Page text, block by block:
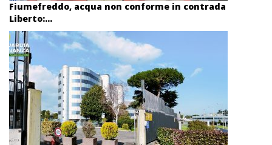
Fiumefreddo, acqua non conforme in contrada
Liberto:...